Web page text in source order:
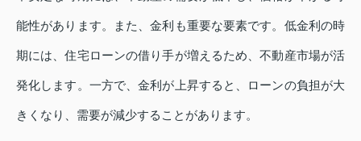
能性があります。また、金利も重要な要素です。低金利の時
期には、住宅ローンの借り手が増えるため、不動産市場が活
発化します。一方で、金利が上昇すると、ローンの負担が大
きくなり、需要が減少することがあります。